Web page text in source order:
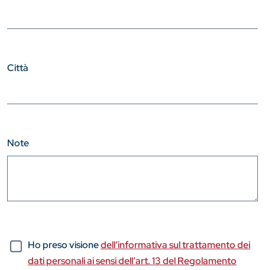
Città
Note
Ho preso visionedell’informativa sul trattamento dei
dati personali ai sensi dell’art. 13 del Regolamento